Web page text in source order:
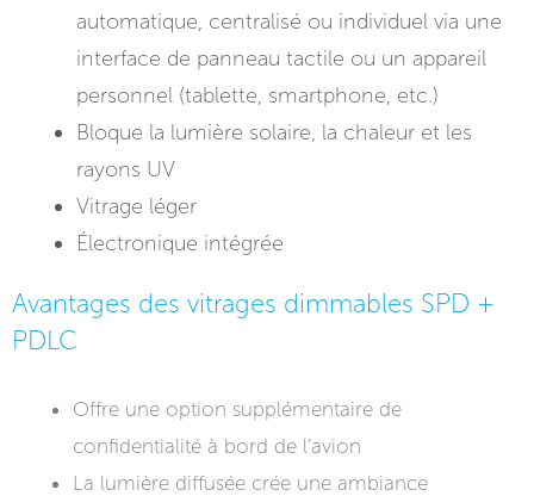
automatique, centralisé ou individuel via une
interface de panneau tactile ou un appareil
personnel (tablette, smartphone, etc.)
Bloque la lumière solaire, la chaleur et les
rayons UV
Vitrage léger
Électronique intégrée
Avantages des vitrages dimmables SPD +
PDLC
Offre une option supplémentaire de
confidentialité à bord de l’avion
La lumière diffusée crée une ambiance